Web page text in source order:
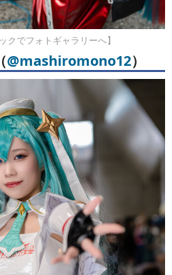
クでフォトギャラリーへ】
@mashiromono12）